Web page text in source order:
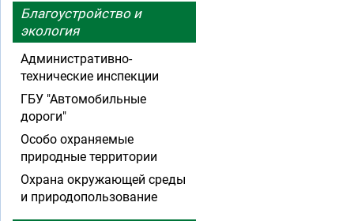
Благоустройство и
экология
Административно-
технические инспекции
ГБУ "Автомобильные
дороги"
Особо охраняемые
природные территории
Охрана окружающей среды
и природопользование